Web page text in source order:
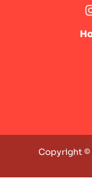
Copyright ©